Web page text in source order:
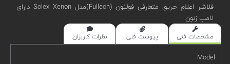
فلاشر اعلام حریق متعارفی فولئون (Fulleon)مدل Solex Xenon دارای
لامپ زنون
مشخصات فنی پیوست فنی نظرات کاربران
Model